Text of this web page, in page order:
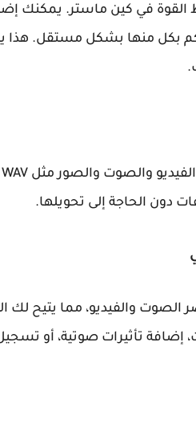
القوة في كين ماستر. يمكنك
بكل منها بشكل مستقل. هذا
دون الحاجة إلى تحويلها.
والفيديو، مما يتيح لك
تأثيرات صوتية، أو